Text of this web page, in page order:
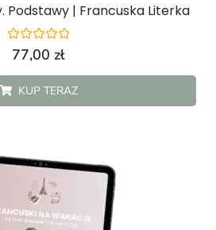
Podstawy | Francuska Literka
Oceniono
77,00 zł
KUP TERAZ